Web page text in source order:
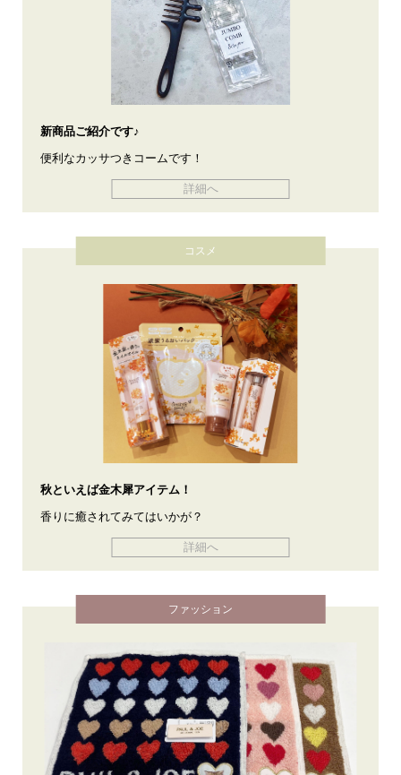
新商品ご紹介です♪
便利なカッサつきコームです！
詳細へ
コスメ
秋といえば金木犀アイテム！
香りに癒されてみてはいかが？
詳細へ
ファッション